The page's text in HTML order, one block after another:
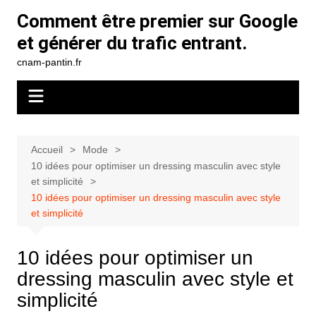
contenu
Comment être premier sur Google
et générer du trafic entrant.
cnam-pantin.fr
Accueil
Mode
10 idées pour optimiser un dressing masculin avec style
et simplicité
10 idées pour optimiser un dressing masculin avec style
et simplicité
10 idées pour optimiser un
dressing masculin avec style et
simplicité